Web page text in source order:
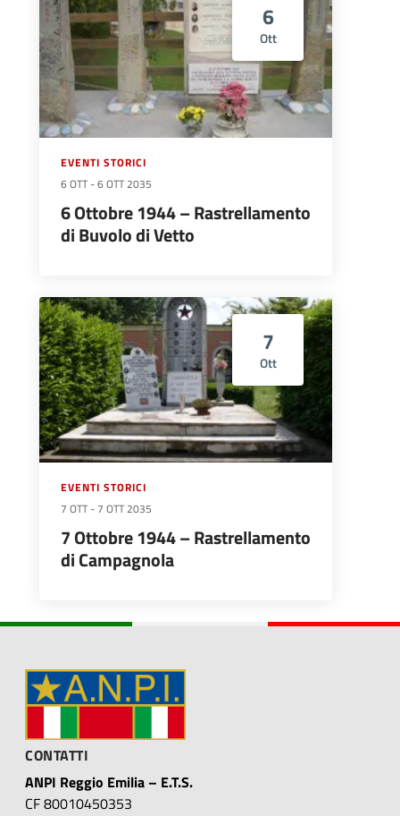
6
Ott
EVENTI STORICI
6 OTT -6 OTT 2035
6 Ottobre 1944 – Rastrellamento
di Buvolo di Vetto
7
Ott
EVENTI STORICI
7 OTT - 7 OTT 2035
7 Ottobre 1944 – Rastrellamento
di Campagnola
CONTATTI
ANPI Reggio Emilia – E.T.S.
CF 80010450353